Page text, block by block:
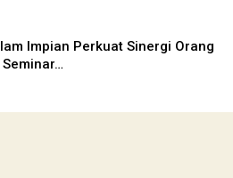
Impian Perkuat Sinergi Orang